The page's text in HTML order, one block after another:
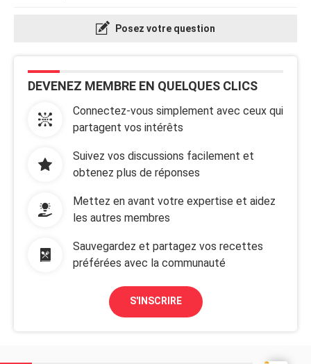
Posez votre question
DEVENEZ MEMBRE EN QUELQUES CLICS
Connectez-vous simplement avec ceux qui
partagent vos intérêts
Suivez vos discussions facilement et
obtenez plus de réponses
Mettez en avant votre expertise et aidez
les autres membres
Sauvegardez et partagez vos recettes
préférées avec la communauté
S'INSCRIRE